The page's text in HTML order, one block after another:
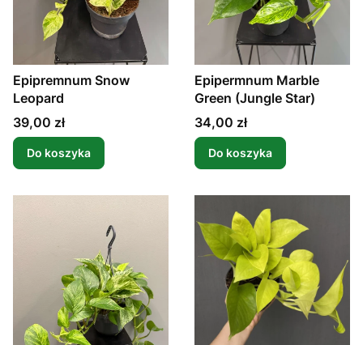
Epipremnum Snow
Leopard
Cena
39,00 zł
Do koszyka
Epipermnum Marble
Green (Jungle Star)
Cena
34,00 zł
Do koszyka